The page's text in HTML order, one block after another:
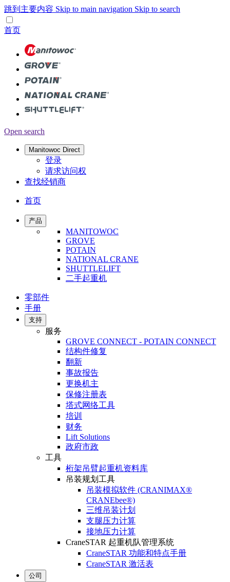
跳到主要内容 Skip to main navigation Skip to search
首页
Open search
Manitowoc Direct
登录
请求访问权
查找经销商
首页
产品
MANITOWOC
GROVE
POTAIN
NATIONAL CRANE
SHUTTLELIFT
二手起重机
零部件
手册
支持
服务
GROVE CONNECT - POTAIN CONNECT
结构件修复
翻新
事故报告
更换机主
保修注册表
塔式网络工具
培训
财务
Lift Solutions
政府市政
工具
桁架吊臂起重机资料库
吊装规划工具
吊装模拟软件 (CRANIMAX®
CRANEbee®)
三维吊装计划
支腿压力计算
接地压力计算
CraneSTAR 起重机队管理系统
CraneSTAR 功能和特点手册
CraneSTAR 激活表
公司